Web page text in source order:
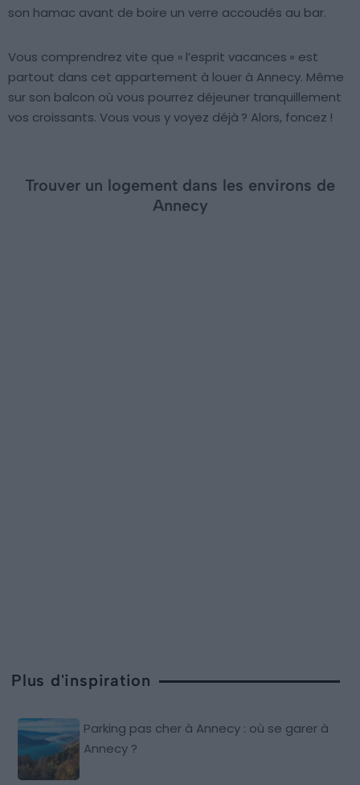
son hamac avant de boire un verre accoudés au bar.
Vous comprendrez vite que « l’esprit vacances » est
partout dans cet appartement à louer à Annecy. Même
sur son balcon où vous pourrez déjeuner tranquillement
vos croissants. Vous vous y voyez déjà ? Alors, foncez !
Trouver un logement dans les environs de
Annecy
Plus d'inspiration
Parking pas cher à Annecy : où se garer à
Annecy ?